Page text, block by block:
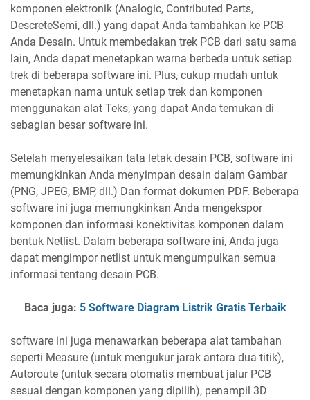
komponen elektronik (Analogic, Contributed Parts,
DescreteSemi, dll.) yang dapat Anda tambahkan ke PCB
Anda Desain. Untuk membedakan trek PCB dari satu sama
lain, Anda dapat menetapkan warna berbeda untuk setiap
trek di beberapa software ini. Plus, cukup mudah untuk
menetapkan nama untuk setiap trek dan komponen
menggunakan alat Teks, yang dapat Anda temukan di
sebagian besar software ini.
Setelah menyelesaikan tata letak desain PCB, software ini
memungkinkan Anda menyimpan desain dalam Gambar
(PNG, JPEG, BMP, dll.) Dan format dokumen PDF. Beberapa
software ini juga memungkinkan Anda mengekspor
komponen dan informasi konektivitas komponen dalam
bentuk Netlist. Dalam beberapa software ini, Anda juga
dapat mengimpor netlist untuk mengumpulkan semua
informasi tentang desain PCB.
Baca juga: 5 Software Diagram Listrik Gratis Terbaik
software ini juga menawarkan beberapa alat tambahan
seperti Measure (untuk mengukur jarak antara dua titik),
Autoroute (untuk secara otomatis membuat jalur PCB
sesuai dengan komponen yang dipilih), penampil 3D